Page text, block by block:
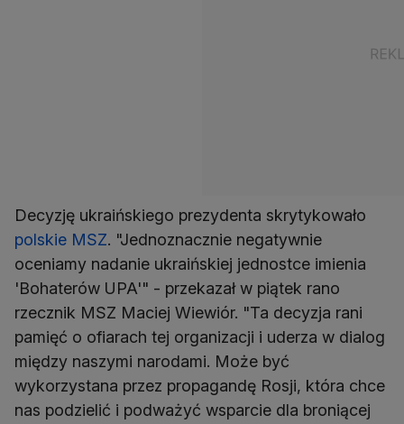
Decyzję ukraińskiego prezydenta skrytykowało
polskie MSZ. "Jednoznacznie negatywnie
oceniamy nadanie ukraińskiej jednostce imienia
'Bohaterów UPA'" - przekazał w piątek rano
rzecznik MSZ Maciej Wiewiór. "Ta decyzja rani
pamięć o ofiarach tej organizacji i uderza w dialog
między naszymi narodami. Może być
wykorzystana przez propagandę Rosji, która chce
nas podzielić i podważyć wsparcie dla broniącej